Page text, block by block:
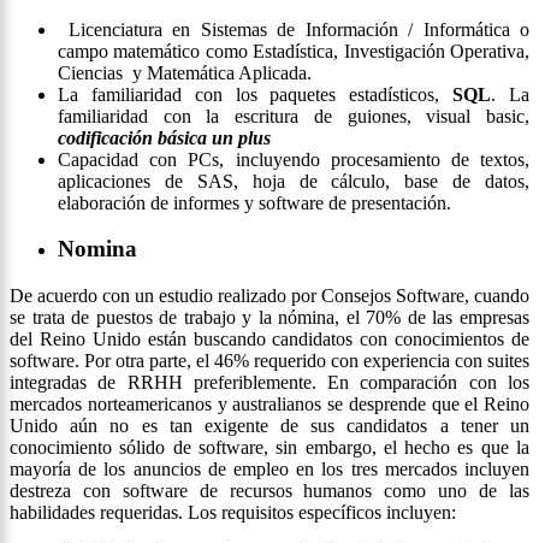
Licenciatura en Sistemas de Información / Informática o
campo matemático como Estadística, Investigación Operativa,
Ciencias y Matemática Aplicada.
La familiaridad con los paquetes estadísticos,SQL. La
familiaridad con la escritura de guiones, visual basic,
codificación básica un plus
Capacidad con PCs, incluyendo procesamiento de textos,
aplicaciones de SAS, hoja de cálculo, base de datos,
elaboración de informes y software de presentación.
Nomina
De acuerdo con un estudio realizado por Consejos Software, cuando
se trata de puestos de trabajo y la nómina, el 70% de las empresas
del Reino Unido están buscando candidatos con conocimientos de
software. Por otra parte, el 46% requerido con experiencia con suites
integradas de RRHH preferiblemente. En comparación con los
mercados norteamericanos y australianos se desprende que el Reino
Unido aún no es tan exigente de sus candidatos a tener un
conocimiento sólido de software, sin embargo, el hecho es que la
mayoría de los anuncios de empleo en los tres mercados incluyen
destreza con software de recursos humanos como uno de las
habilidades requeridas. Los requisitos específicos incluyen: